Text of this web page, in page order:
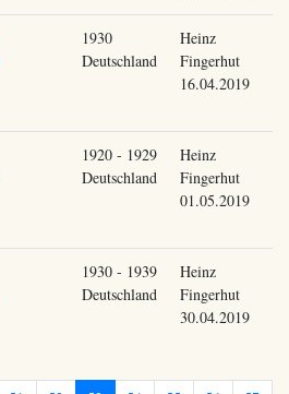
1930
Deutschland
Heinz
Fingerhut
16.04.2019
1920 - 1929
Deutschland
Heinz
Fingerhut
01.05.2019
1930 - 1939
Deutschland
Heinz
Fingerhut
30.04.2019